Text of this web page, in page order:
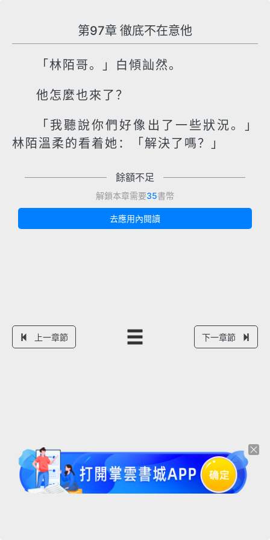
第97章 徹底不在意他
「林陌哥。」白傾訕然。
他怎麼也來了？
「我聽說你們好像出了一些狀況。」
林陌溫柔的看着她：「解決了嗎？」
餘額不足
解鎖本章需要35書幣
去應用內閱讀
上一章節 下一章節